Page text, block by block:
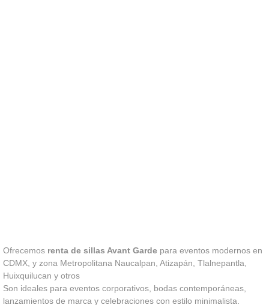
Ofrecemos renta de sillas Avant Garde para eventos modernos en
CDMX, y zona Metropolitana Naucalpan, Atizapán, Tlalnepantla,
Huixquilucan y otros
Son ideales para eventos corporativos, bodas contemporáneas,
lanzamientos de marca y celebraciones con estilo minimalista.